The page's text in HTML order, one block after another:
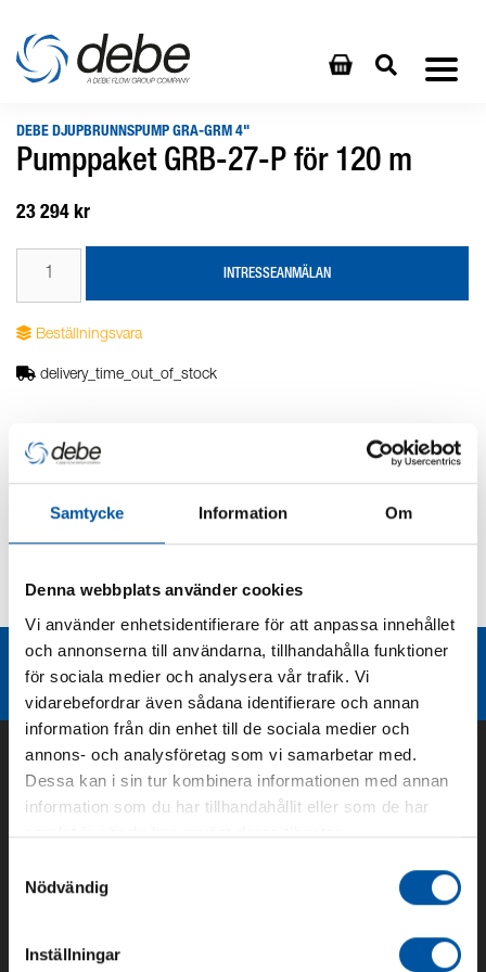
Samtycke Information Om
Denna webbplats använder cookies
Vi använder enhetsidentifierare för att anpassa innehållet
och annonserna till användarna, tillhandahålla funktioner
för sociala medier och analysera vår trafik. Vi
vidarebefordrar även sådana identifierare och annan
information från din enhet till de sociala medier och
annons- och analysföretag som vi samarbetar med.
Dessa kan i sin tur kombinera informationen med annan
information som du har tillhandahållit eller som de har
samlat in när du har använt deras tjänster.
Nödvändig
Inställningar
DEBE DJUPBRUNNSPUMP GRA-GRM 4"
Pumppaket GRB-27-P för 120 m
23 294 kr
INTRESSEANMÄLAN
Beställningsvara
delivery_time_out_of_stock
Produktbeskrivning
Kurvor
Liknande produktgrupper
Om oss